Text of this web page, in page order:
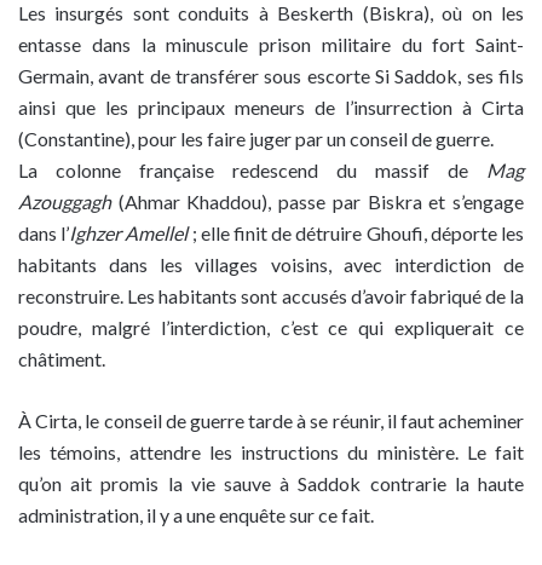
Les insurgés sont conduits à Beskerth (Biskra), où on les
entasse dans la minuscule prison militaire du fort Saint-
Germain, avant de transférer sous escorte Si Saddok, ses fils
ainsi que les principaux meneurs de l’insurrection à Cirta
(Constantine), pour les faire juger par un conseil de guerre.
La colonne française redescend du massif de Mag
Azouggagh(Ahmar Khaddou), passe par Biskra et s’engage
dans l’Ighzer Amellel; elle finit de détruire Ghoufi, déporte les
habitants dans les villages voisins, avec interdiction de
reconstruire. Les habitants sont accusés d’avoir fabriqué de la
poudre, malgré l’interdiction, c’est ce qui expliquerait ce
châtiment.
À Cirta, le conseil de guerre tarde à se réunir, il faut acheminer
les témoins, attendre les instructions du ministère. Le fait
qu’on ait promis la vie sauve à Saddok contrarie la haute
administration, il y a une enquête sur ce fait.